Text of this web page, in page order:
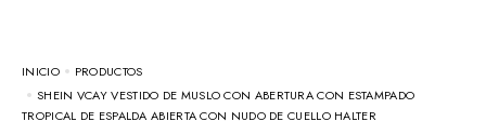
INICIO
PRODUCTOS
SHEIN VCAY VESTIDO DE MUSLO CON ABERTURA CON ESTAMPADO
TROPICAL DE ESPALDA ABIERTA CON NUDO DE CUELLO HALTER